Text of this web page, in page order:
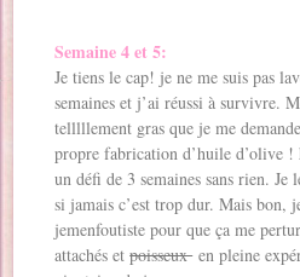
Semaine 4 et 5:
Je tiens le cap! je ne me suis pas
semaines et j’ai réussi à survivre.
telllllement gras que je me
propre fabrication d’huile d’olive
un défi de 3 semaines sans rien. Je
si jamais c’est trop dur. Mais bon,
jemenfoutiste pour que ça me
attachés etpoisseuxen pleine